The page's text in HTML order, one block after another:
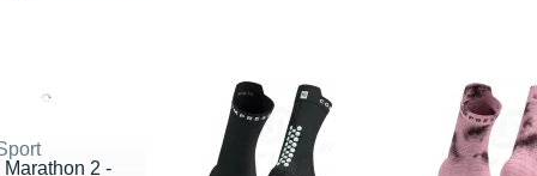
Marathon 2 -